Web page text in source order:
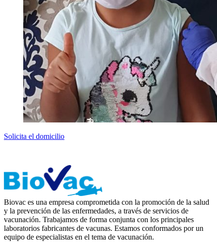
Solicita el domicilio
Biovac es una empresa comprometida con la promoción de la salud
y la prevención de las enfermedades, a través de servicios de
vacunación. Trabajamos de forma conjunta con los principales
laboratorios fabricantes de vacunas. Estamos conformados por un
equipo de especialistas en el tema de vacunación.